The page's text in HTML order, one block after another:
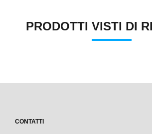
PRODOTTI VISTI DI
CONTATTI